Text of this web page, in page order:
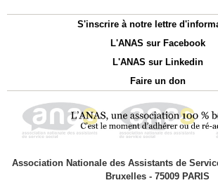
S'inscrire à notre lettre
L'ANAS sur Facebook
L'ANAS sur Linkedin
Faire un don
Association Nationale des Assistants de
Association Loi 1901
Directrice de la publication : Isabelle